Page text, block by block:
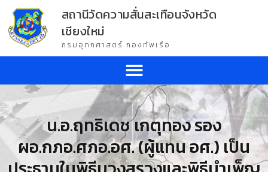
สถานีวัดความสั่นสะเทือนจังหวัด
เชียงใหม่
กรมอุทกศาสตร์ กองทัพเรือ
น.อ.ฤทธิเดช เกตุทอง รอง
ผอ.กภอ.ศภอ.อศ. (ผู้แทน อศ.) เป็น